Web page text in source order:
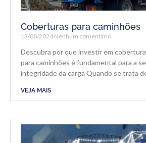
Coberturas para caminhões
13/08/2024 Nenhum comentário
Descubra por que investir em
para caminhões é fundamental para a
integridade da carga Quando se trata
VEJA MAIS